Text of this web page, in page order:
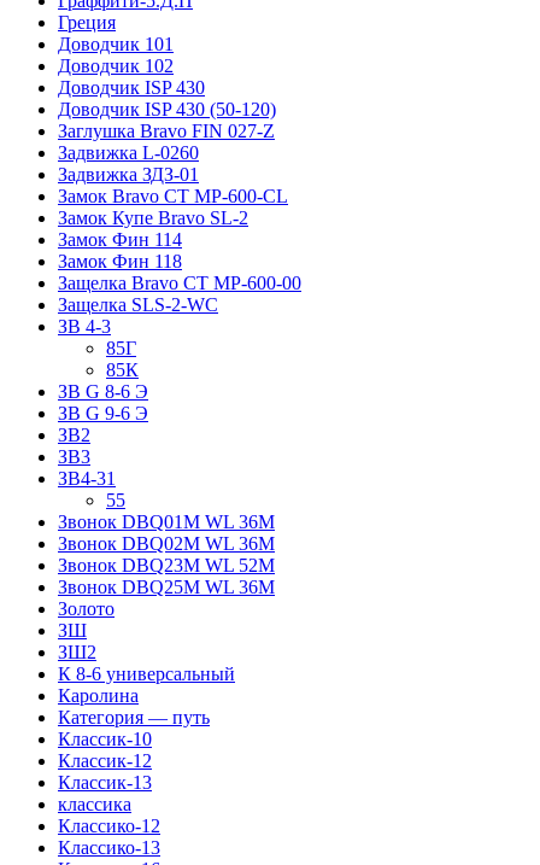
Греция
Доводчик 101
Доводчик 102
Доводчик ISP 430
Доводчик ISP 430 (50-120)
Заглушка Bravo FIN 027-Z
Задвижка L-0260
Задвижка ЗДЗ-01
Замок Bravo СТ MP-600-CL
Замок Купе Bravo SL-2
Замок Фин 114
Замок Фин 118
Защелка Bravo СТ MP-600-00
Защелка SLS-2-WC
ЗВ 4-3
85Г
85К
ЗВ G 8-6 Э
ЗВ G 9-6 Э
ЗВ2
ЗВ3
ЗВ4-31
55
Звонок DBQ01M WL 36M
Звонок DBQ02M WL 36M
Звонок DBQ23M WL 52M
Звонок DBQ25M WL 36M
Золото
ЗШ
ЗШ2
К 8-6 универсальный
Каролина
Категория — путь
Классик-10
Классик-12
Классик-13
классика
Классико-12
Классико-13